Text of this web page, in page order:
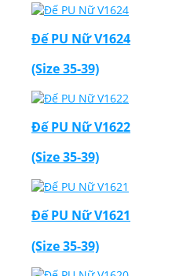
Đế PU Nữ V1624
(Size 35-39)
Đế PU Nữ V1622
(Size 35-39)
Đế PU Nữ V1621
(Size 35-39)